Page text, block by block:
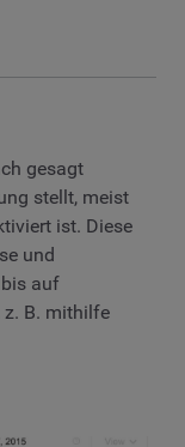
gesagt
stellt, meist
ist. Diese
und
auf
z. B. mithilfe